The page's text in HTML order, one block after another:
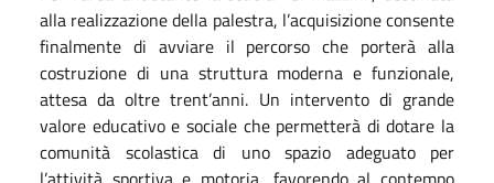
alla realizzazione della palestra, l’acquisizione consente
finalmente di avviare il percorso che porterà alla
costruzione di una struttura moderna e funzionale,
attesa da oltre trent’anni. Un intervento di grande
valore educativo e sociale che permetterà di dotare la
comunità scolastica di uno spazio adeguato per